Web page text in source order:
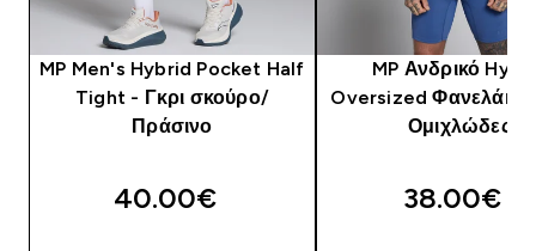
MP Men's Hybrid Pocket Half
Tight - Γκρι σκούρο/
Πράσινο
40.00€‎
MP Ανδρικό
Oversized Φανελάκι
Ομιχλώδες
38.00€‎